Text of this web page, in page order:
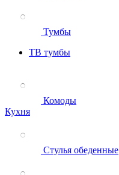
Тумбы
ТВ тумбы
Комоды
Кухня
Стулья обеденные